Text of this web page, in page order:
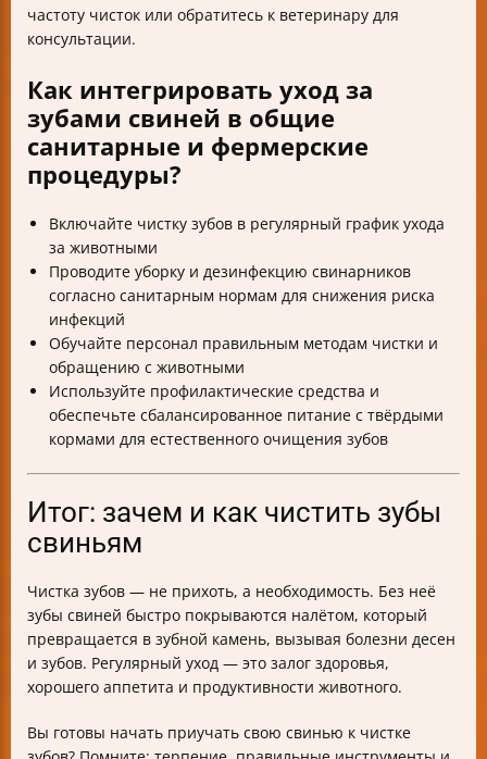
частоту чисток или обратитесь к ветеринару для
консультации.
Как интегрировать уход за
зубами свиней в общие
санитарные и фермерские
процедуры?
Включайте чистку зубов в регулярный график ухода
за животными
Проводите уборку и дезинфекцию свинарников
согласно санитарным нормам для снижения риска
инфекций
Обучайте персонал правильным методам чистки и
обращению с животными
Используйте профилактические средства и
обеспечьте сбалансированное питание с твёрдыми
кормами для естественного очищения зубов
Итог: зачем и как чистить зубы
свиньям
Чистка зубов — не прихоть, а необходимость. Без неё
зубы свиней быстро покрываются налётом, который
превращается в зубной камень, вызывая болезни десен
и зубов. Регулярный уход — это залог здоровья,
хорошего аппетита и продуктивности животного.
Вы готовы начать приучать свою свинью к чистке